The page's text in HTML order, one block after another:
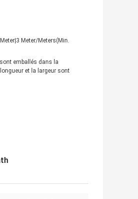
Meter/Meters(Min.
emballés dans la
et la largeur sont